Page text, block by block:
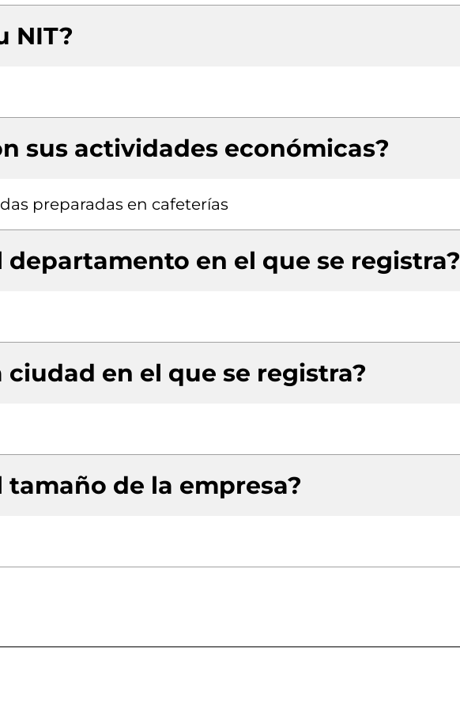
NIT?
sus actividades económicas?
preparadas en cafeterías
departamento en el que se registra?
ciudad en el que se registra?
tamaño de la empresa?